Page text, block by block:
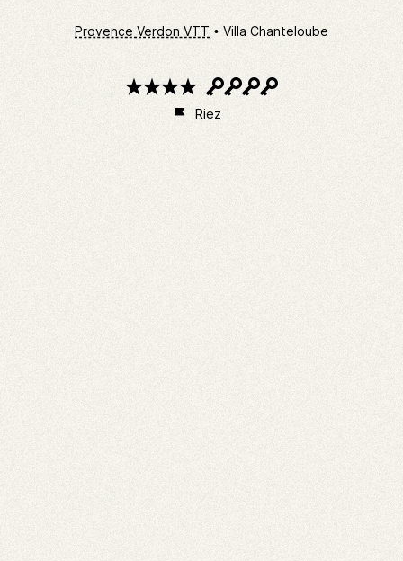
Provence Verdon VTT Villa Chanteloube
4
étoiles
Riez